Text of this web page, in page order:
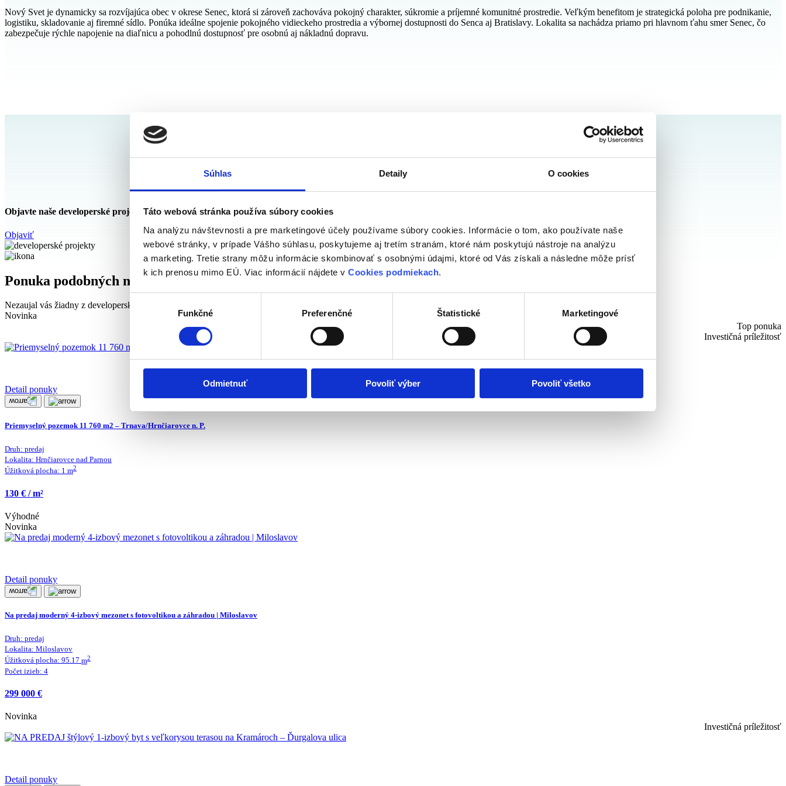
Súhlas Detaily O cookies
Táto webová stránka používa súbory cookies
Na analýzu návštevnosti a pre marketingové účely používame súbory cookies. Informácie o tom, ako používate naše
webové stránky, v prípade Vášho súhlasu, poskytujeme aj tretím stranám, ktoré nám poskytujú nástroje na analýzu
a marketing. Tretie strany môžu informácie skombinovať s osobnými údajmi, ktoré od Vás získali a následne môže prísť
k ich prenosu mimo EÚ. Viac informácií nájdete v Cookies podmiekach.
Funkčné Preferenčné Štatistické Marketingové
Odmietnuť Povoliť výber Povoliť všetko
Nový Svet je dynamicky sa rozvíjajúca obec v okrese Senec, ktorá si zároveň zachováva pokojný charakter, súkromie a príjemné komunitné prostredie. Veľkým benefitom je strategická poloha pre podnikanie,
logistiku, skladovanie aj firemné sídlo. Ponúka ideálne spojenie pokojného vidieckeho prostredia a výbornej dostupnosti do Senca aj Bratislavy. Lokalita sa nachádza priamo pri hlavnom ťahu smer Senec, čo
zabezpečuje rýchle napojenie na diaľnicu a pohodlnú dostupnosť pre osobnú aj nákladnú dopravu.
Objavte naše developerské projekty
Objaviť
Ponuka podobných nehnuteľností
Nezaujal vás žiadny z developerských projektov? Prezrite si ponuku podobných nehnuteľností a veríme, že nájdete to pravé.
Novinka
Top ponuka
Investičná príležitosť
Detail ponuky
Priemyselný pozemok 11 760 m2 – Trnava/Hrnčiarovce n. P.
Druh: predaj
Lokalita: Hrnčiarovce nad Parnou
Úžitková plocha: 1 m2
130 € / m²
Výhodné
Novinka
Detail ponuky
Na predaj moderný 4-izbový mezonet s fotovoltikou a záhradou | Miloslavov
Druh: predaj
Lokalita: Miloslavov
Úžitková plocha: 95.17 m2
Počet izieb: 4
299 000 €
Novinka
Investičná príležitosť
Detail ponuky